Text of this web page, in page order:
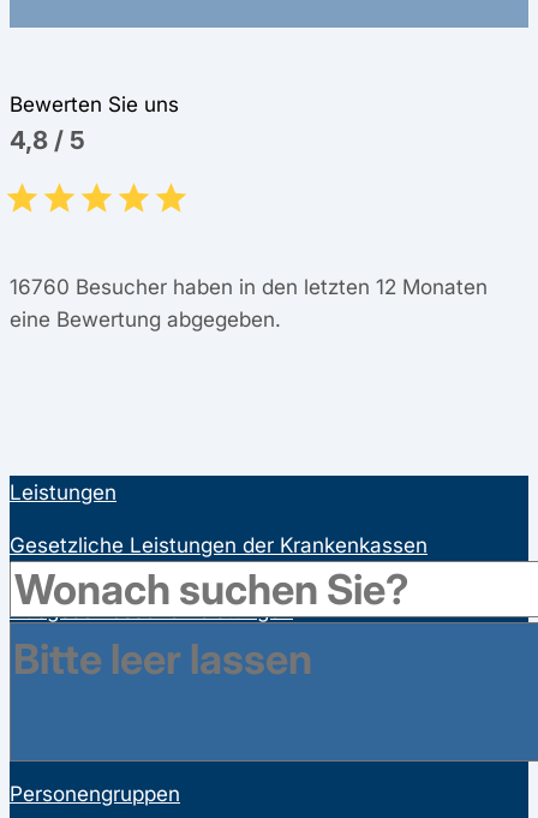
Bewerten Sie uns
4,8 / 5
16760 Besucher haben in den letzten 12 Monaten
eine Bewertung abgegeben.
Leistungen
Gesetzliche Leistungen der Krankenkassen
Satzungsleistungen der Krankenkassen
Ausgeschlossene Leistungen
Familienversicherung
Bonusprogramme
Personengruppen